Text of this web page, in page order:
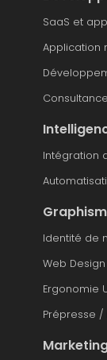
SaaS et
Application
Intégration
Identité de
Web Design
Ergonomie
Prépresse